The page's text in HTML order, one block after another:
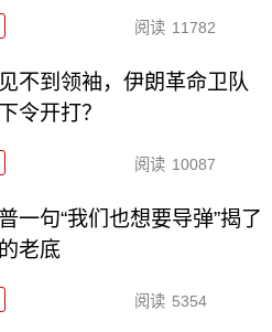
阅读 11782
不到领袖，伊朗革命卫队
令开打？
阅读 10087
一句“我们也想要导弹”揭了
老底
阅读 5354